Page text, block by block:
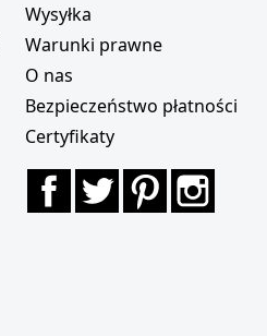
Wysyłka
Warunki prawne
O nas
Bezpieczeństwo płatności
Certyfikaty
FacebookTwitterPinterest